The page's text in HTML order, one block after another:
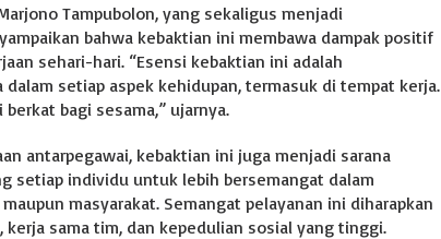
Tampubolon, yang sekaligus menjadi
bahwa kebaktian ini membawa dampak positif
sehari-hari. “Esensi kebaktian ini adalah
setiap aspek kehidupan, termasuk di tempat kerja.
bagi sesama,” ujarnya.
antarpegawai, kebaktian ini juga menjadi sarana
setiap individu untuk lebih bersemangat dalam
masyarakat. Semangat pelayanan ini diharapkan
sama tim, dan kepedulian sosial yang tinggi.